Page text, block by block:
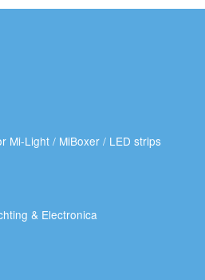
Mi-Light / MiBoxer / LED strips
& Electronica